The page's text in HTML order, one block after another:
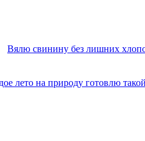
Вялю свинину без лишних
лето на природу готовлю